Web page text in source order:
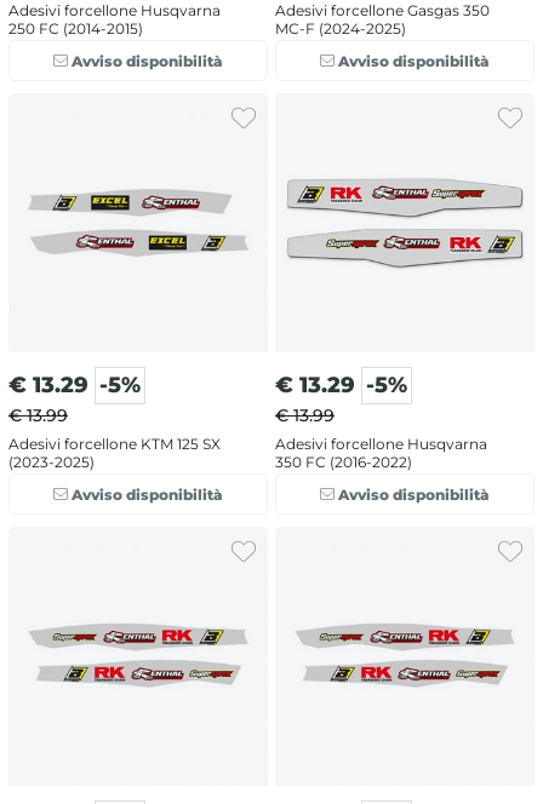
Adesivi forcellone Husqvarna
250 FC (2014-2015)
Avviso disponibilità
Adesivi forcellone Gasgas 350
MC-F (2024-2025)
Avviso disponibilità
€ 13.29 -5%
€ 13.99
Adesivi forcellone KTM 125 SX
(2023-2025)
Avviso disponibilità
€ 13.29 -5%
€ 13.99
Adesivi forcellone Husqvarna
350 FC (2016-2022)
Avviso disponibilità